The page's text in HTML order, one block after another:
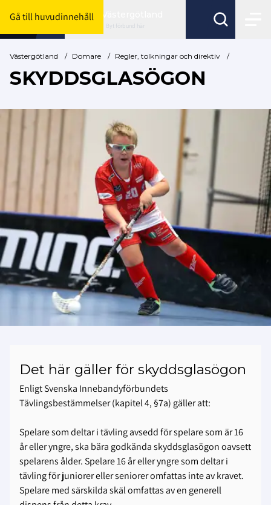
Gå till huvudinnehåll
Byt förbund här
Västergötland / Domare / Regler, tolkningar och direktiv /
SKYDDSGLASÖGON
Det här gäller för skyddsglasögon
Enligt Svenska Innebandyförbundets
Tävlingsbestämmelser (kapitel 4, §7a) gäller att:
Spelare som deltar i tävling avsedd för spelare som är 16
år eller yngre, ska bära godkända skyddsglasögon oavsett
spelarens ålder. Spelare 16 år eller yngre som deltar i
tävling för juniorer eller seniorer omfattas inte av kravet.
Spelare med särskilda skäl omfattas av en generell